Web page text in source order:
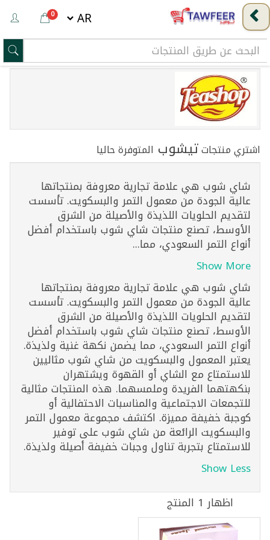
0
اشتري منتجاتتيشوب المتوفرة حاليا
شاي شوب هي علامة تجارية معروفة بمنتجاتها
عالية الجودة من معمول التمر والبسكويت. تأسست
لتقديم الحلويات اللذيذة والأصيلة من الشرق
الأوسط، تصنع منتجات شاي شوب باستخدام أفضل
أنواع التمر السعودي، مما...
Show More
شاي شوب هي علامة تجارية معروفة بمنتجاتها
عالية الجودة من معمول التمر والبسكويت. تأسست
لتقديم الحلويات اللذيذة والأصيلة من الشرق
الأوسط، تصنع منتجات شاي شوب باستخدام أفضل
أنواع التمر السعودي، مما يضمن نكهة غنية ولذيذة.
يعتبر المعمول والبسكويت من شاي شوب مثاليين
للاستمتاع مع الشاي أو القهوة ويشتهران
بنكهتهما الفريدة وملمسهما. هذه المنتجات مثالية
للتجمعات الاجتماعية والمناسبات الاحتفالية أو
كوجبة خفيفة مميزة. اكتشف مجموعة معمول التمر
والبسكويت الرائعة من شاي شوب على توفير
للاستمتاع بتجربة تناول وجبات خفيفة أصيلة ولذيذة.
Show Less
اظهار 1 المنتج